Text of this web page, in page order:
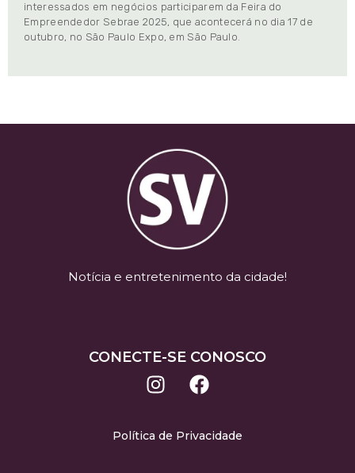
interessados em negócios participarem da Feira do
Empreendedor Sebrae 2025, que acontecerá no dia 17 de
outubro, no São Paulo Expo, em São Paulo.
Notícia e entretenimento da cidade!
CONECTE-SE CONOSCO
Política de Privacidade